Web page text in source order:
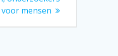
voor mensen